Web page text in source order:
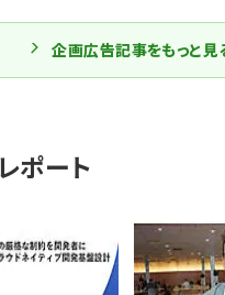
ポート
企画広告記事をもっと見